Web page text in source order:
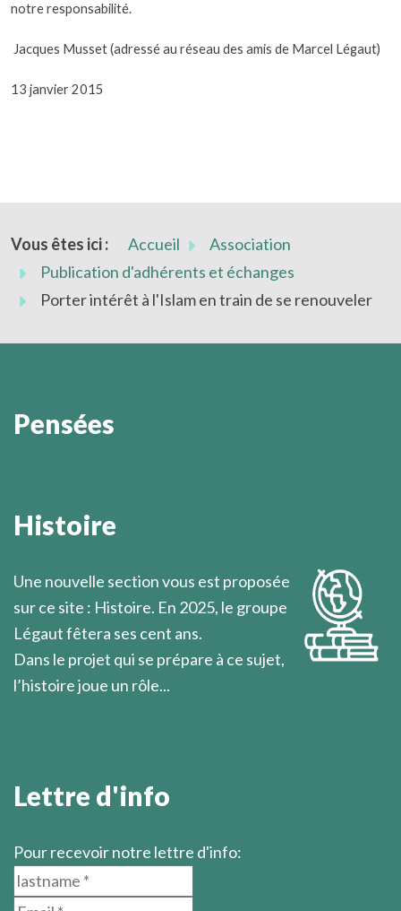
notre responsabilité.
Jacques Musset(adressé au réseau des amis de Marcel Légaut)
13 janvier 2015
Vous êtes ici : Accueil
Association
Publication d'adhérents et échanges
Porter intérêt à l'Islam en train de se renouveler
Pensées
Marcel Légaut
Histoire
Une nouvelle section vous est proposée
sur ce site : Histoire. En 2025, le groupe
Légaut fêtera ses cent ans.
Dans le projet qui se prépare à ce sujet,
l’histoire joue un rôle...
Lettre d'info
Pour recevoir notre lettre d'info: